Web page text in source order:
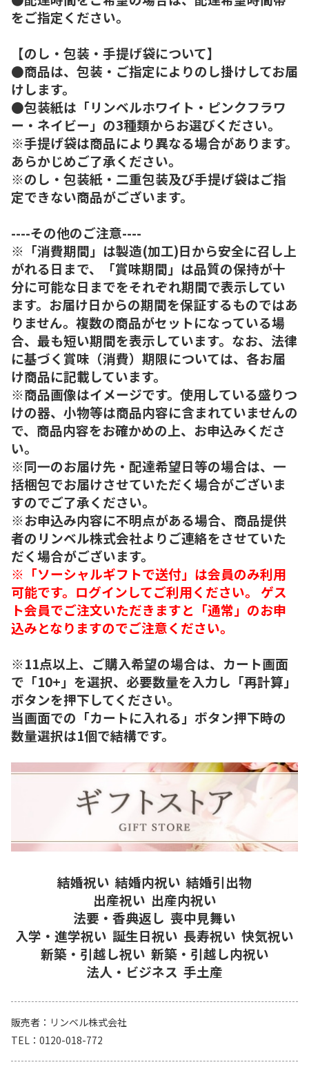
をご指定ください。
【のし・包装・手提げ袋について】
●商品は、包装・ご指定によりのし掛けしてお届
けします。
●包装紙は「リンベルホワイト・ピンクフラワ
ー・ネイビー」の3種類からお選びください。
※手提げ袋は商品により異なる場合があります。
あらかじめご了承ください。
※のし・包装紙・二重包装及び手提げ袋はご指
定できない商品がございます。
----その他のご注意----
※「消費期間」は製造(加工)日から安全に召し上
がれる日まで、「賞味期間」は品質の保持が十
分に可能な日までをそれぞれ期間で表示してい
ます。お届け日からの期間を保証するものではあ
りません。複数の商品がセットになっている場
合、最も短い期間を表示しています。なお、法律
に基づく賞味（消費）期限については、各お届
け商品に記載しています。
※商品画像はイメージです。使用している盛りつ
けの器、小物等は商品内容に含まれていませんの
で、商品内容をお確かめの上、お申込みくださ
い。
※同一のお届け先・配達希望日等の場合は、一
括梱包でお届けさせていただく場合がございま
すのでご了承ください。
※お申込み内容に不明点がある場合、商品提供
者のリンベル株式会社よりご連絡をさせていた
だく場合がございます。
※「ソーシャルギフトで送付」は会員のみ利用
可能です。ログインしてご利用ください。 ゲス
ト会員でご注文いただきますと「通常」のお申
込みとなりますのでご注意ください。
※11点以上、ご購入希望の場合は、カート画面
で「10+」を選択、必要数量を入力し「再計算」
ボタンを押下してください。
当画面での「カートに入れる」ボタン押下時の
数量選択は1個で結構です。
結婚祝い 結婚内祝い 結婚引出物
出産祝い 出産内祝い
法要・香典返し 喪中見舞い
入学・進学祝い 誕生日祝い 長寿祝い 快気祝い
新築・引越し祝い 新築・引越し内祝い
法人・ビジネス 手土産
販売者
リンベル株式会社
TEL
0120-018-772